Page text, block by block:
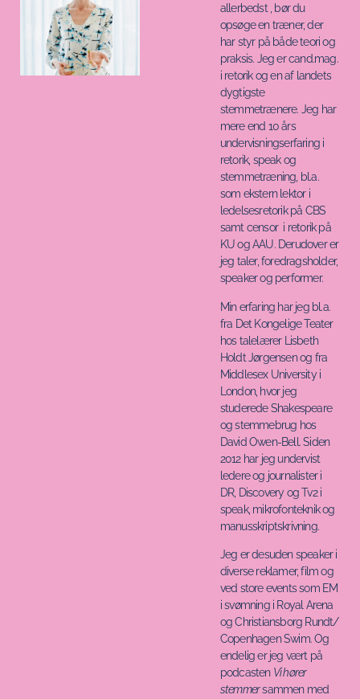
allerbedst , bør du
opsøge en træner, der
har styr på både teori og
praksis. Jeg er cand.mag.
i retorik og en af landets
dygtigste
stemmetrænere. Jeg har
mere end 10 års
undervisningserfaring i
retorik, speak og
stemmetræning, bl.a.
som ekstern lektor i
ledelsesretorik på CBS
samt censor i retorik på
KU og AAU. Derudover er
jeg taler, foredragsholder,
speaker og performer.
Min erfaring har jeg bl.a.
fra Det Kongelige Teater
hos talelærer Lisbeth
Holdt Jørgensen og fra
Middlesex University i
London, hvor jeg
studerede Shakespeare
og stemmebrug hos
David Owen-Bell. Siden
2012 har jeg undervist
ledere og journalister i
DR, Discovery og Tv2 i
speak, mikrofonteknik og
manusskriptskrivning.
Jeg er desuden speaker i
diverse reklamer, film og
ved store events som EM
i svømning i Royal Arena
og Christiansborg Rundt/
Copenhagen Swim. Og
endelig er jeg vært på
podcasten Vi hører
stemmersammen med